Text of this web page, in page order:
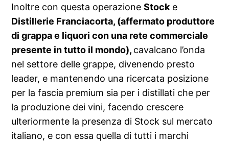
Inoltre con questa operazioneStock e
Distillerie Franciacorta, (affermato produttore
di grappa e liquori con una rete commerciale
presente in tutto il mondo), cavalcano l’onda
nel settore delle grappe, divenendo presto
leader, e mantenendo una ricercata posizione
per la fascia premium sia per i distillati che per
la produzione dei vini, facendo crescere
ulteriormente la presenza di Stock sul mercato
italiano, e con essa quella di tutti i marchi